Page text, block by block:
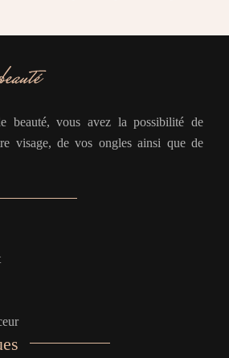
beauté, vous avez la possibilité de
visage, de vos ongles ainsi que de